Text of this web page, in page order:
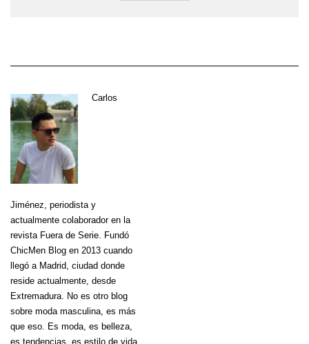
Carlos
Jiménez, periodista y
actualmente colaborador en la
revista Fuera de Serie. Fundó
ChicMen Blog en 2013 cuando
llegó a Madrid, ciudad donde
reside actualmente, desde
Extremadura. No es otro blog
sobre moda masculina, es más
que eso. Es moda, es belleza,
es tendencias, es estilo de vida,